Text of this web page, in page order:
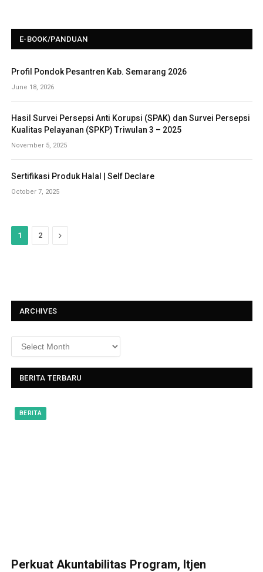
E-BOOK/PANDUAN
Profil Pondok Pesantren Kab. Semarang 2026
June 18, 2026
Hasil Survei Persepsi Anti Korupsi (SPAK) dan Survei Persepsi
Kualitas Pelayanan (SPKP) Triwulan 3 – 2025
November 5, 2025
Sertifikasi Produk Halal | Self Declare
October 7, 2025
1 2
N
ARCHIVES
BERITA TERBARU
BERITA
Perkuat Akuntabilitas Program, Itjen